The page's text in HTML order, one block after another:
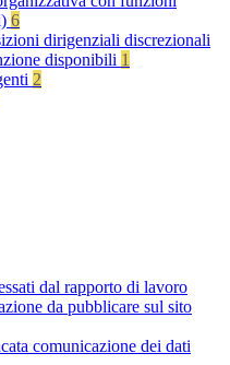
6
dirigenziali discrezionali
disponibili 1
2
dal rapporto di lavoro
da pubblicare sul sito
comunicazione dei dati